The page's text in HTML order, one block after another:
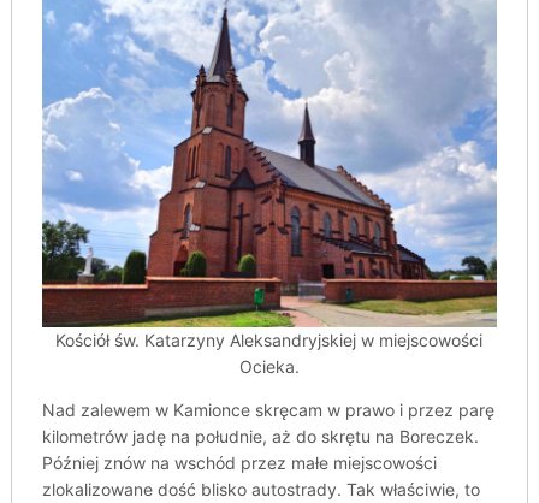
Kościół św. Katarzyny Aleksandryjskiej w miejscowości
Ocieka.
Nad zalewem w Kamionce skręcam w prawo i przez parę
kilometrów jadę na południe, aż do skrętu na Boreczek.
Później znów na wschód przez małe miejscowości
zlokalizowane dość blisko autostrady. Tak właściwie, to